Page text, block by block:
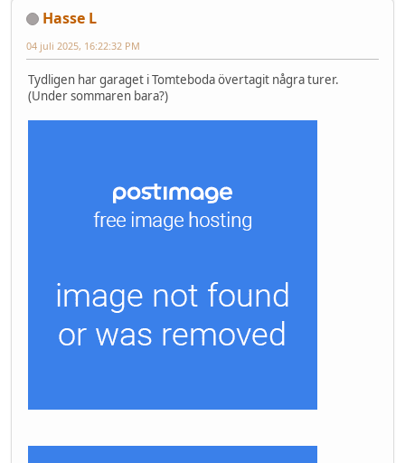
Hasse L
04 juli 2025, 16:22:32 PM
Tydligen har garaget i Tomteboda övertagit några turer.
(Under sommaren bara?)